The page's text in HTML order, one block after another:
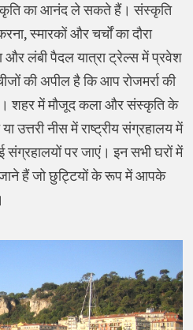
का आनंद ले सकते हैं। संस्कृति
स्मारकों और चर्चों का दौरा
और लंबी पैदल यात्रा ट्रेल्स में प्रवेश
की अपील है कि आप रोजमर्रा की
। शहर में मौजूद कला और संस्कृति के
नीस में राष्ट्रीय संग्रहालय में
पर जाएं। इन सभी घरों में
हैं जो छुट्टियों के रूप में आपके